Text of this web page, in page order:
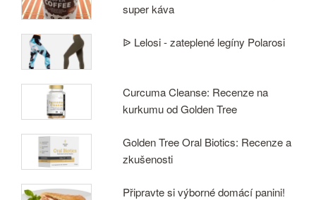
super káva
ᐉ Lelosi - zateplené legíny Polarosi
Curcuma Cleanse: Recenze na
kurkumu od Golden Tree
Golden Tree Oral Biotics: Recenze a
zkušenosti
Připravte si výborné domácí panini!